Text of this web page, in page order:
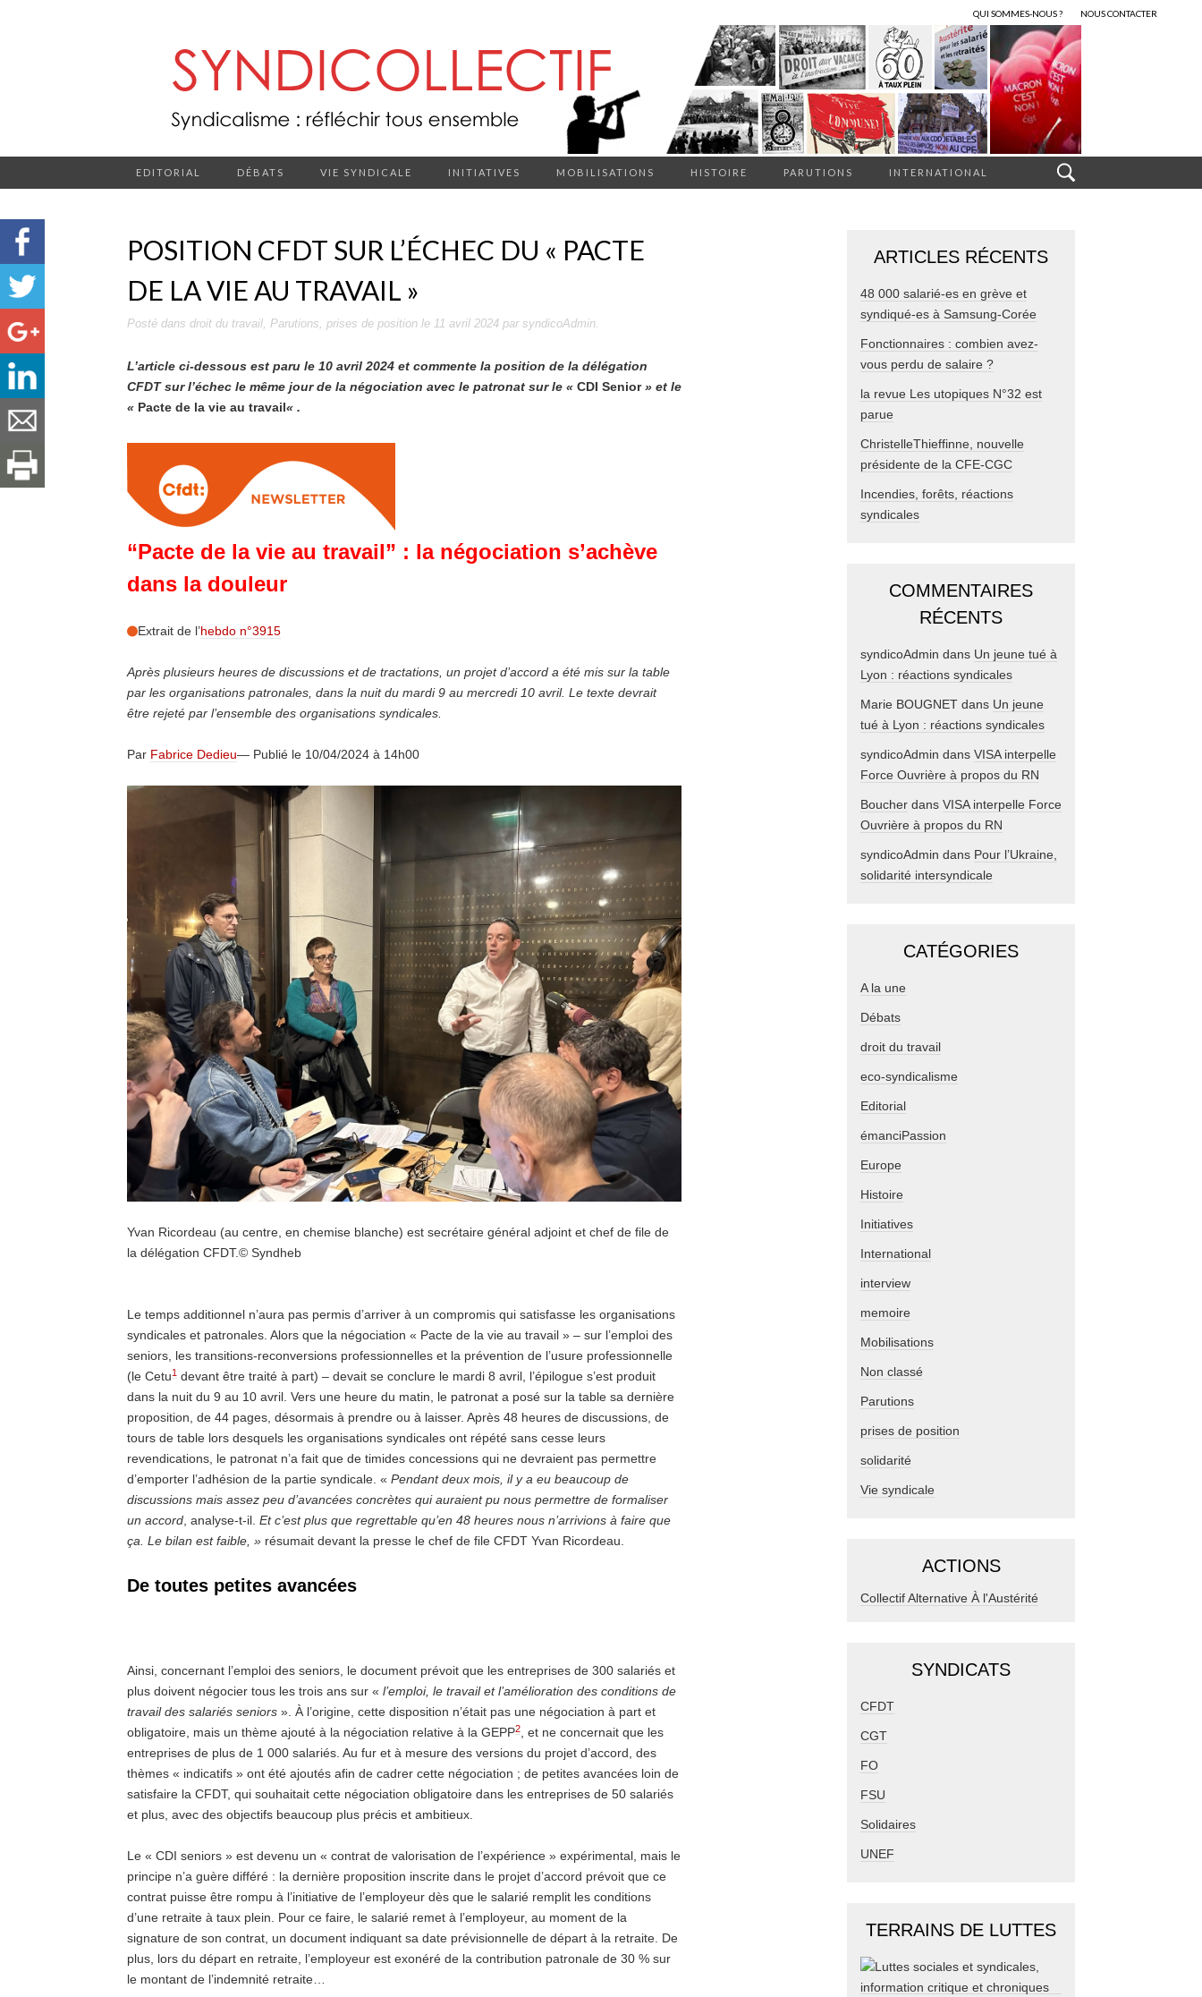
QUI SOMMES-NOUS ? NOUS CONTACTER
EDITORIAL DÉBATS VIE SYNDICALE INITIATIVES MOBILISATIONS HISTOIRE PARUTIONS INTERNATIONAL
POSITION CFDT SUR L’ÉCHEC DU « PACTE
DE LA VIE AU TRAVAIL »
Posté dans droit du travail, Parutions, prises de position le 11 avril 2024 par syndicoAdmin.
L’article ci-dessous est paru le 10 avril 2024 et commente la position de la délégation
CFDT sur l’échec le même jour de la négociation avec le patronat sur le « CDI Senior» et le
« Pacte de la vie au travail« .
“Pacte de la vie au travail” : la négociation s’achève
dans la douleur
Extrait de l’hebdo n°3915
Après plusieurs heures de discussions et de tractations, un projet d’accord a été mis sur la table
par les organisations patronales, dans la nuit du mardi 9 au mercredi 10 avril. Le texte devrait
être rejeté par l’ensemble des organisations syndicales.
Par Fabrice Dedieu— Publié le 10/04/2024 à 14h00
Yvan Ricordeau (au centre, en chemise blanche) est secrétaire général adjoint et chef de file de
la délégation CFDT.© Syndheb
Le temps additionnel n’aura pas permis d’arriver à un compromis qui satisfasse les organisations
syndicales et patronales. Alors que la négociation « Pacte de la vie au travail » – sur l’emploi des
seniors, les transitions-reconversions professionnelles et la prévention de l’usure professionnelle
(le Cetu1 devant être traité à part) – devait se conclure le mardi 8 avril, l’épilogue s’est produit
dans la nuit du 9 au 10 avril. Vers une heure du matin, le patronat a posé sur la table sa dernière
proposition, de 44 pages, désormais à prendre ou à laisser. Après 48 heures de discussions, de
tours de table lors desquels les organisations syndicales ont répété sans cesse leurs
revendications, le patronat n’a fait que de timides concessions qui ne devraient pas permettre
d’emporter l’adhésion de la partie syndicale. « Pendant deux mois, il y a eu beaucoup de
discussions mais assez peu d’avancées concrètes qui auraient pu nous permettre de formaliser
un accord , analyse-t-il. Et c’est plus que regrettable qu’en 48 heures nous n’arrivions à faire que
ça. Le bilan est faible, » résumait devant la presse le chef de file CFDT Yvan Ricordeau.
De toutes petites avancées
Ainsi, concernant l’emploi des seniors, le document prévoit que les entreprises de 300 salariés et
plus doivent négocier tous les trois ans sur « l’emploi, le travail et l’amélioration des conditions de
travail des salariés seniors ». À l’origine, cette disposition n’était pas une négociation à part et
obligatoire, mais un thème ajouté à la négociation relative à la GEPP2
, et ne concernait que les
entreprises de plus de 1 000 salariés. Au fur et à mesure des versions du projet d’accord, des
thèmes « indicatifs » ont été ajoutés afin de cadrer cette négociation ; de petites avancées loin de
satisfaire la CFDT, qui souhaitait cette négociation obligatoire dans les entreprises de 50 salariés
et plus, avec des objectifs beaucoup plus précis et ambitieux.
Le « CDI seniors » est devenu un « contrat de valorisation de l’expérience » expérimental, mais le
principe n’a guère différé : la dernière proposition inscrite dans le projet d’accord prévoit que ce
contrat puisse être rompu à l’initiative de l’employeur dès que le salarié remplit les conditions
d’une retraite à taux plein. Pour ce faire, le salarié remet à l’employeur, au moment de la
signature de son contrat, un document indiquant sa date prévisionnelle de départ à la retraite. De
plus, lors du départ en retraite, l’employeur est exonéré de la contribution patronale de 30 % sur
le montant de l’indemnité retraite…
ARTICLES RÉCENTS
48 000 salarié-es en grève et
syndiqué-es à Samsung-Corée
Fonctionnaires : combien avez-
vous perdu de salaire ?
la revue Les utopiques N°32 est
parue
ChristelleThieffinne, nouvelle
présidente de la CFE-CGC
Incendies, forêts, réactions
syndicales
COMMENTAIRES
RÉCENTS
syndicoAdmin dans Un jeune tué à
Lyon : réactions syndicales
Marie BOUGNET dans Un jeune
tué à Lyon : réactions syndicales
syndicoAdmin dans VISA interpelle
Force Ouvrière à propos du RN
Boucher dans VISA interpelle Force
Ouvrière à propos du RN
syndicoAdmin dans Pour l’Ukraine,
solidarité intersyndicale
CATÉGORIES
A la une
Débats
droit du travail
eco-syndicalisme
Editorial
émanciPassion
Europe
Histoire
Initiatives
International
interview
memoire
Mobilisations
Non classé
Parutions
prises de position
solidarité
Vie syndicale
ACTIONS
Collectif Alternative À l'Austérité
SYNDICATS
CFDT
CGT
FO
FSU
Solidaires
UNEF
TERRAINS DE LUTTES